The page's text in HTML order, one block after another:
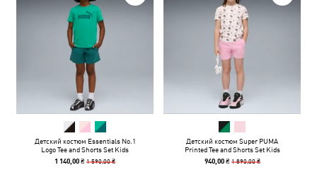
Детский костюм Essentials No.1
Logo Tee and Shorts Set Kids
1 140,00 ₴1 590,00 ₴
Детский костюм Super PUMA
Printed Tee and Shorts Set Kids
940,00 ₴ 1 890,00 ₴